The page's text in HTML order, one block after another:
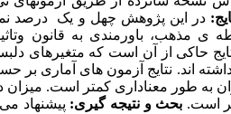
در این پژوهش چهل و یک درصد
ی مذهب، باورمندی به قانون
حاکی از آن است که متغیرهای
اند. نتایج آزمون های آماری بر
به طور معناداری کمتر است. میزان
است. بحث و نتیجه گیری: پیشنهاد